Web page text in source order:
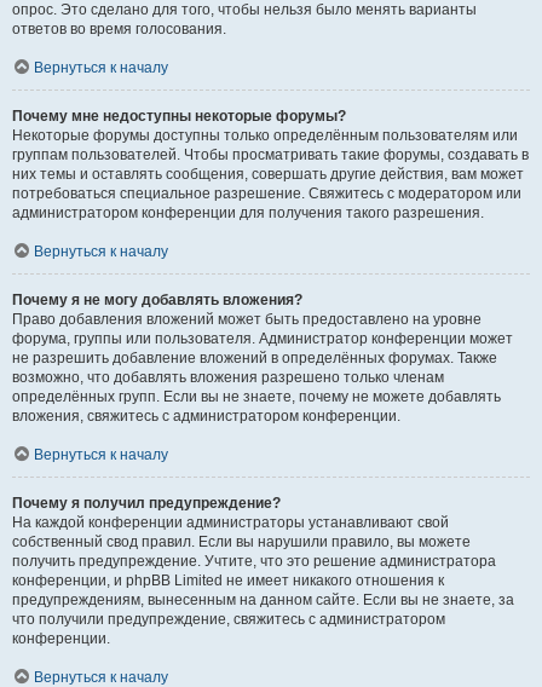
опрос. Это сделано для того, чтобы нельзя было менять варианты
ответов во время голосования.
Вернуться к началу
Почему мне недоступны некоторые форумы?
Некоторые форумы доступны только определённым пользователям или
группам пользователей. Чтобы просматривать такие форумы, создавать в
них темы и оставлять сообщения, совершать другие действия, вам может
потребоваться специальное разрешение. Свяжитесь с модератором или
администратором конференции для получения такого разрешения.
Вернуться к началу
Почему я не могу добавлять вложения?
Право добавления вложений может быть предоставлено на уровне
форума, группы или пользователя. Администратор конференции может
не разрешить добавление вложений в определённых форумах. Также
возможно, что добавлять вложения разрешено только членам
определённых групп. Если вы не знаете, почему не можете добавлять
вложения, свяжитесь с администратором конференции.
Вернуться к началу
Почему я получил предупреждение?
На каждой конференции администраторы устанавливают свой
собственный свод правил. Если вы нарушили правило, вы можете
получить предупреждение. Учтите, что это решение администратора
конференции, и phpBB Limited не имеет никакого отношения к
предупреждениям, вынесенным на данном сайте. Если вы не знаете, за
что получили предупреждение, свяжитесь с администратором
конференции.
Вернуться к началу